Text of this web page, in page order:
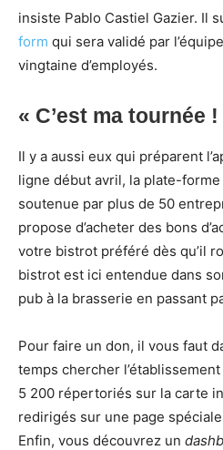
insiste Pablo Castiel Gazier. Il
form qui sera validé par
vingtaine d’employés.
« C’est ma tournée !
Il y a aussi eux qui préparent
ligne début avril, la plate-forme
soutenue par plus de 50
propose d’acheter des bons
votre bistrot préféré dès qu’il
bistrot est ici entendue dans
pub à la brasserie en passant
Pour faire un don, il vous faut
temps chercher
5 200 répertoriés sur la carte
redirigés sur une page
Enfin, vous découvrez un